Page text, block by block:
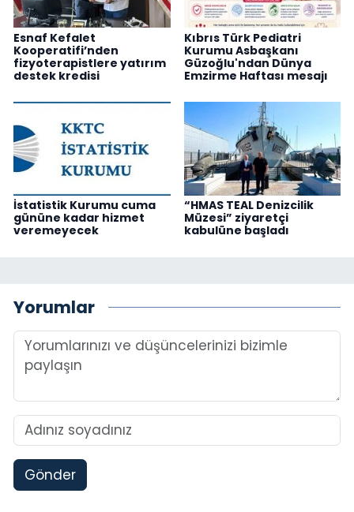
Esnaf Kefalet
Kooperatifi’nden
fizyoterapistlere yatırım
destek kredisi
Kıbrıs Türk Pediatri
Kurumu Asbaşkanı
Güzoğlu'ndan Dünya
Emzirme Haftası mesajı
İstatistik Kurumu cuma
gününe kadar hizmet
veremeyecek
“HMAS TEAL Denizcilik
Müzesi” ziyaretçi
kabulüne başladı
Yorumlar
Gönder